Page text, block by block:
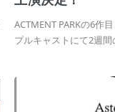
ACTMENT PARKの6作
プルキャストにて2週